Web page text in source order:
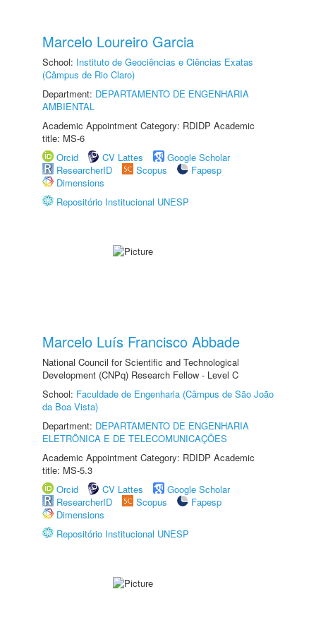
Marcelo Loureiro Garcia
School: Instituto de Geociências e Ciências Exatas
(Câmpus de Rio Claro)
Department: DEPARTAMENTO DE ENGENHARIA
AMBIENTAL
Academic Appointment Category: RDIDP Academic
title: MS-6
Orcid
CV Lattes
Google Scholar
ResearcherID
Scopus
Fapesp
Dimensions
Repositório Institucional UNESP
Marcelo Luís Francisco Abbade
National Council for Scientific and Technological
Development (CNPq) Research Fellow - Level C
School: Faculdade de Engenharia (Câmpus de São João
da Boa Vista)
Department: DEPARTAMENTO DE ENGENHARIA
ELETRÔNICA E DE TELECOMUNICAÇÕES
Academic Appointment Category: RDIDP Academic
title: MS-5.3
Orcid
CV Lattes
Google Scholar
ResearcherID
Scopus
Fapesp
Dimensions
Repositório Institucional UNESP